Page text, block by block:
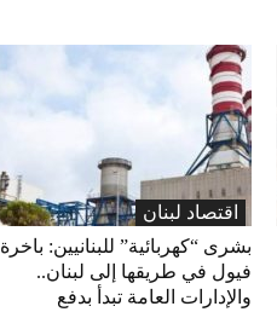
اقتصاد لبنان
بشرى “كهربائية” للبنانيين: باخرة
فيول في طريقها إلى لبنان..
والإدارات العامة تبدأ بدفع